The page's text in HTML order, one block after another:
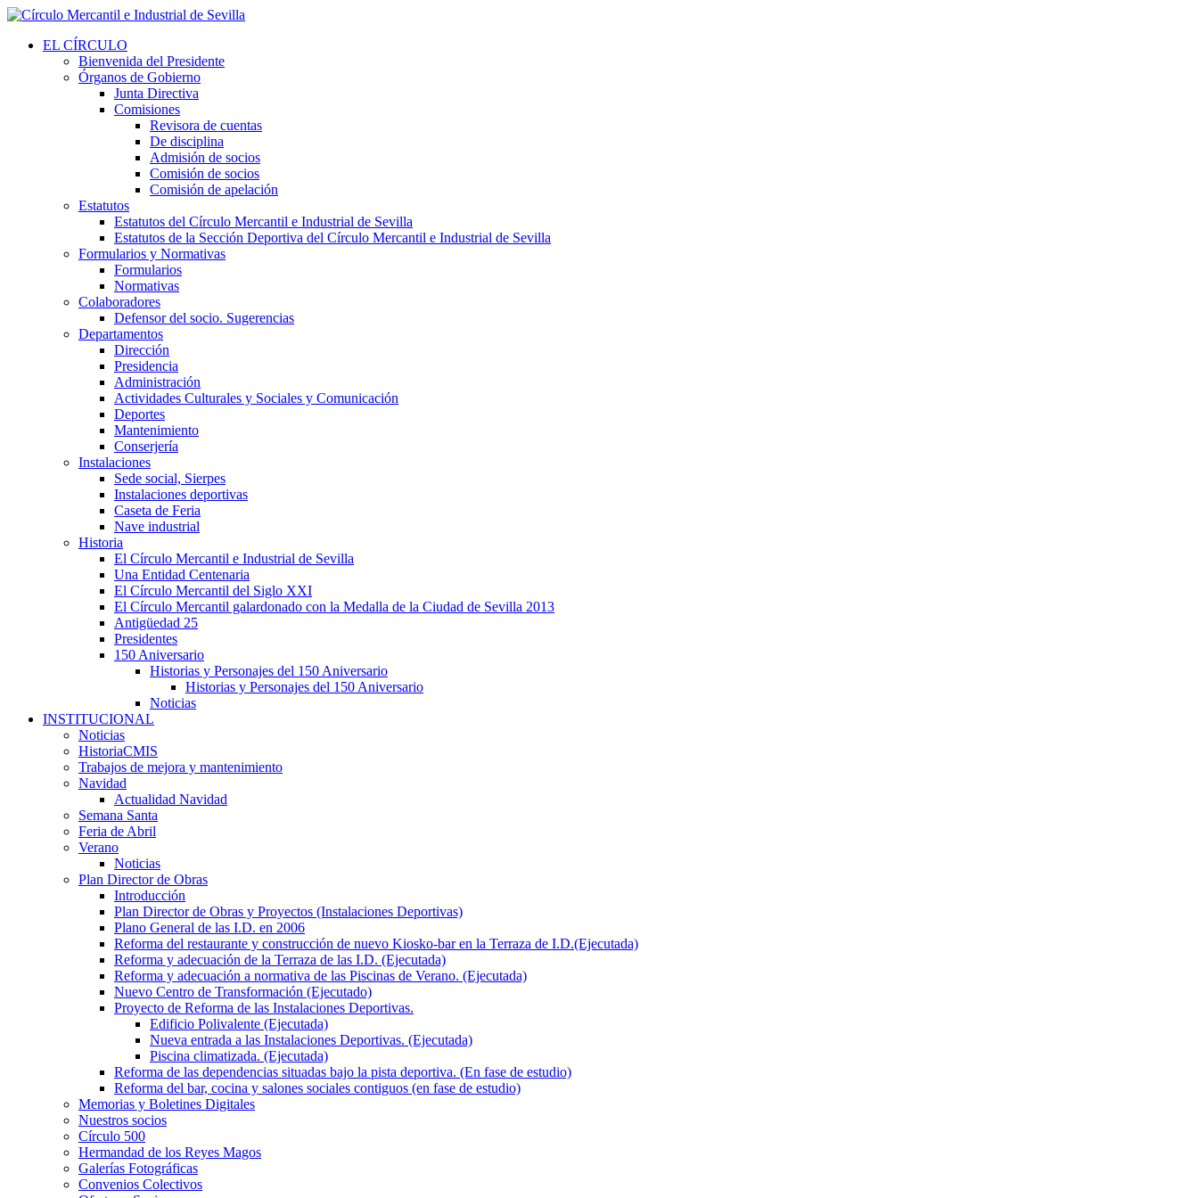
EL CÍRCULO
Bienvenida del Presidente
Órganos de Gobierno
Junta Directiva
Comisiones
Revisora de cuentas
De disciplina
Admisión de socios
Comisión de socios
Comisión de apelación
Estatutos
Estatutos del Círculo Mercantil e Industrial de Sevilla
Estatutos de la Sección Deportiva del Círculo Mercantil e Industrial de Sevilla
Formularios y Normativas
Formularios
Normativas
Colaboradores
Defensor del socio. Sugerencias
Departamentos
Dirección
Presidencia
Administración
Actividades Culturales y Sociales y Comunicación
Deportes
Mantenimiento
Conserjería
Instalaciones
Sede social, Sierpes
Instalaciones deportivas
Caseta de Feria
Nave industrial
Historia
El Círculo Mercantil e Industrial de Sevilla
Una Entidad Centenaria
El Círculo Mercantil del Siglo XXI
El Círculo Mercantil galardonado con la Medalla de la Ciudad de Sevilla 2013
Antigüedad 25
Presidentes
150 Aniversario
Historias y Personajes del 150 Aniversario
Historias y Personajes del 150 Aniversario
Noticias
INSTITUCIONAL
Noticias
HistoriaCMIS
Trabajos de mejora y mantenimiento
Navidad
Actualidad Navidad
Semana Santa
Feria de Abril
Verano
Noticias
Plan Director de Obras
Introducción
Plan Director de Obras y Proyectos (Instalaciones Deportivas)
Plano General de las I.D. en 2006
Reforma del restaurante y construcción de nuevo Kiosko-bar en la Terraza de I.D.(Ejecutada)
Reforma y adecuación de la Terraza de las I.D. (Ejecutada)
Reforma y adecuación a normativa de las Piscinas de Verano. (Ejecutada)
Nuevo Centro de Transformación (Ejecutado)
Proyecto de Reforma de las Instalaciones Deportivas.
Edificio Polivalente (Ejecutada)
Nueva entrada a las Instalaciones Deportivas. (Ejecutada)
Piscina climatizada. (Ejecutada)
Reforma de las dependencias situadas bajo la pista deportiva. (En fase de estudio)
Reforma del bar, cocina y salones sociales contiguos (en fase de estudio)
Memorias y Boletines Digitales
Nuestros socios
Círculo 500
Hermandad de los Reyes Magos
Galerías Fotográficas
Convenios Colectivos